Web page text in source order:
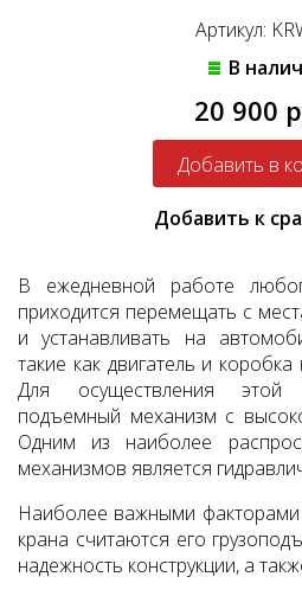
Артикул:
В
20 900
Добавить к
В ежедневной работе
приходится перемещать с
и устанавливать на
такие как двигатель и
Для осуществления этой
подъемный механизм с
Одним из наиболее
механизмов является
Наиболее важными
крана считаются его
надежность конструкции, а